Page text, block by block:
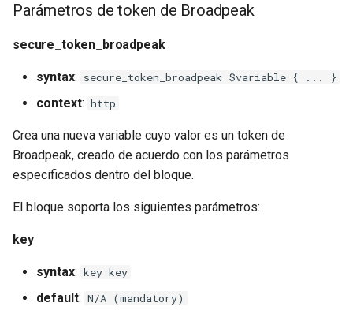
Parámetros de token de Broadpeak
secure_token_broadpeak
syntax: secure_token_broadpeak $variable { ... }
context: http
Crea una nueva variable cuyo valor es un token de
Broadpeak, creado de acuerdo con los parámetros
especificados dentro del bloque.
El bloque soporta los siguientes parámetros:
key
syntax: key key
default: N/A (mandatory)